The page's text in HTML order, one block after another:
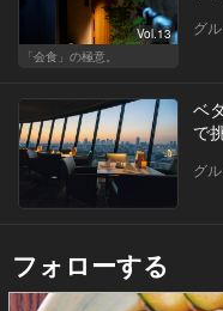
Vol.13
「会食」の極意。
グ
ベ
で
グ
フォローする